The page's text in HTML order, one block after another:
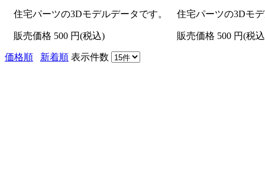
住宅パーツの3Dモデルデータです。
販売価格 500 円(税込)
住宅パーツの3Dモ
販売価格 500 円(税
価格順 新着順 表示件数